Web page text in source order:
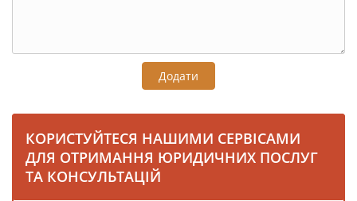
Додати
КОРИСТУЙТЕСЯ НАШИМИ СЕРВІСАМИ
ДЛЯ ОТРИМАННЯ ЮРИДИЧНИХ ПОСЛУГ
ТА КОНСУЛЬТАЦІЙ